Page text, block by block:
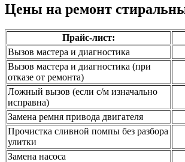
Цены на ремонт
Прайс-лист:
Вызов мастера и диагностика
Вызов мастера и диагностика (при
отказе от ремонта)
Ложный вызов (если с/м изначально
исправна)
Замена ремня привода двигателя
Прочистка сливной помпы без разбора
улитки
Замена насоса